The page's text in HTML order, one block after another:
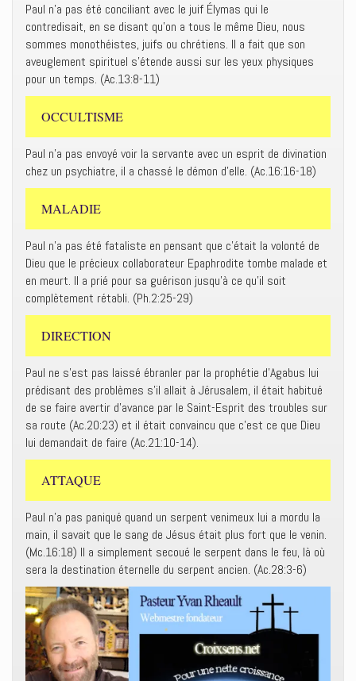
Paul n’a pas été conciliant avec le juif Élymas qui le
contredisait, en se disant qu’on a tous le même Dieu, nous
sommes monothéistes, juifs ou chrétiens. Il a fait que son
aveuglement spirituel s’étende aussi sur les yeux physiques
pour un temps. (Ac.13:8-11)
OCCULTISME
Paul n’a pas envoyé voir la servante avec un esprit de divination
chez un psychiatre, il a chassé le démon d’elle. (Ac.16:16-18)
MALADIE
Paul n’a pas été fataliste en pensant que c’était la volonté de
Dieu que le précieux collaborateur Epaphrodite tombe malade et
en meurt. Il a prié pour sa guérison jusqu’à ce qu’il soit
complètement rétabli. (Ph.2:25-29)
DIRECTION
Paul ne s’est pas laissé ébranler par la prophétie d’Agabus lui
prédisant des problèmes s’il allait à Jérusalem, il était habitué
de se faire avertir d’avance par le Saint-Esprit des troubles sur
sa route (Ac.20:23) et il était convaincu que c’est ce que Dieu
lui demandait de faire (Ac.21:10-14).
ATTAQUE
Paul n’a pas paniqué quand un serpent venimeux lui a mordu la
main, il savait que le sang de Jésus était plus fort que le venin.
(Mc.16:18) Il a simplement secoué le serpent dans le feu, là où
sera la destination éternelle du serpent ancien. (Ac.28:3-6)